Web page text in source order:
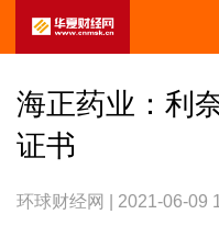
海正药业：利
证书
环球财经网 | 2021-06-09